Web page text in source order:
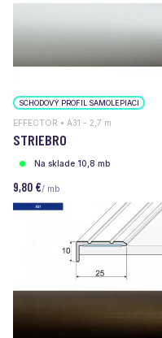
SCHODOVÝ PROFIL SAMOLEPIACI
EFFECTOR • A31 - 2,7 m
STRIEBRO
Na sklade 10,8 mb
9,80 €/ mb